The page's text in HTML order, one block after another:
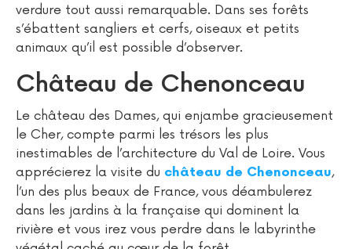
verdure tout aussi remarquable. Dans ses forêts
s’ébattent sangliers et cerfs, oiseaux et petits
animaux qu’il est possible d’observer.
Château de Chenonceau
Le château des Dames, qui enjambe gracieusement
le Cher, compte parmi les trésors les plus
inestimables de l’architecture du Val de Loire. Vous
apprécierez la visite du château de Chenonceau,
l’un des plus beaux de France, vous déambulerez
dans les jardins à la française qui dominent la
rivière et vous irez vous perdre dans le labyrinthe